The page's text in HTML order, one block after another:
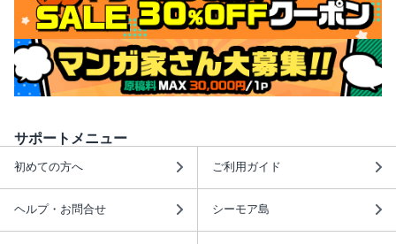
サポートメニュー
初めての方へ ご利用ガイド
ヘルプ・お問合せ シーモア島